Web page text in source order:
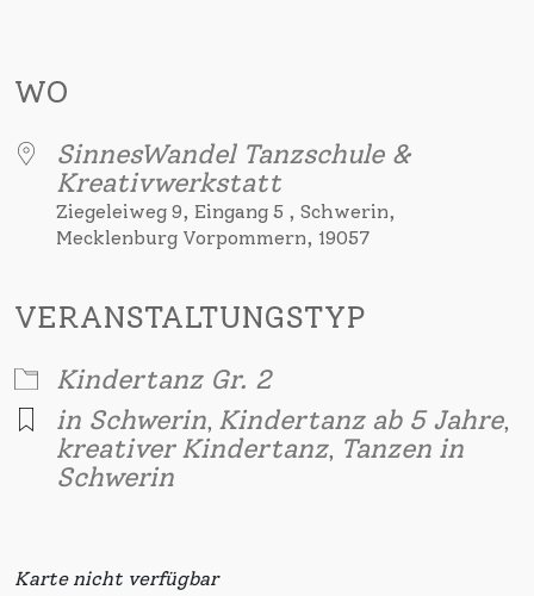
WO
SinnesWandel Tanzschule &
Kreativwerkstatt
Ziegeleiweg 9, Eingang 5 , Schwerin,
Mecklenburg Vorpommern, 19057
VERANSTALTUNGSTYP
Kindertanz Gr. 2
in Schwerin, Kindertanz ab 5 Jahre,
kreativer Kindertanz, Tanzen in
Schwerin
Karte nicht verfügbar